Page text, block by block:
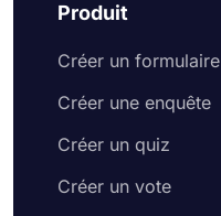
Produit
Créer un formulaire
Créer une enquête
Créer un quiz
Créer un vote